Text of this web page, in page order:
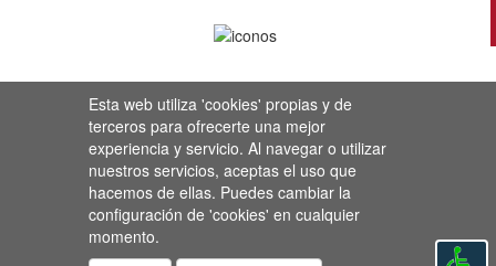
Esta web utiliza 'cookies' propias y de
terceros para ofrecerte una mejor
experiencia y servicio. Al navegar o utilizar
nuestros servicios, aceptas el uso que
hacemos de ellas. Puedes cambiar la
configuración de 'cookies' en cualquier
momento.